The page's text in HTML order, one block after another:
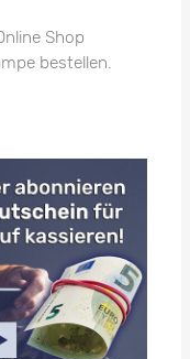
Shop
bestellen.